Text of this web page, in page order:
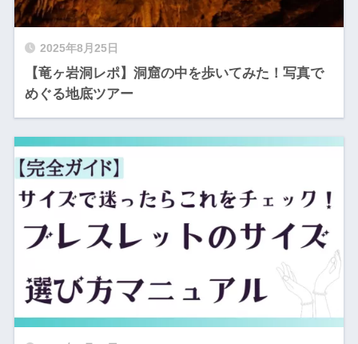
2025年8月25日
【竜ヶ岩洞レポ】洞窟の中を歩いてみた！写真で
めぐる地底ツアー